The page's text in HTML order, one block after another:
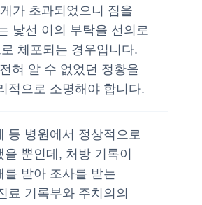
가 초과되었으니 짐을
낯선 이의 부탁을 선의로
체포되는 경우입니다.
혀 알 수 없었던 정황을
적으로 소명해야 합니다.
등 병원에서 정상적으로
뿐인데, 처방 기록이
받아 조사를 받는
료 기록부와 주치의의